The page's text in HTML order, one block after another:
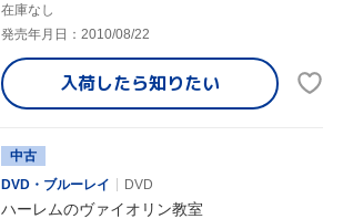
在庫なし
発売年月日：2010/08/22
入荷したら知りたい
中古
DVD・ブルーレイ
DVD
ハーレムのヴァイオリン教室